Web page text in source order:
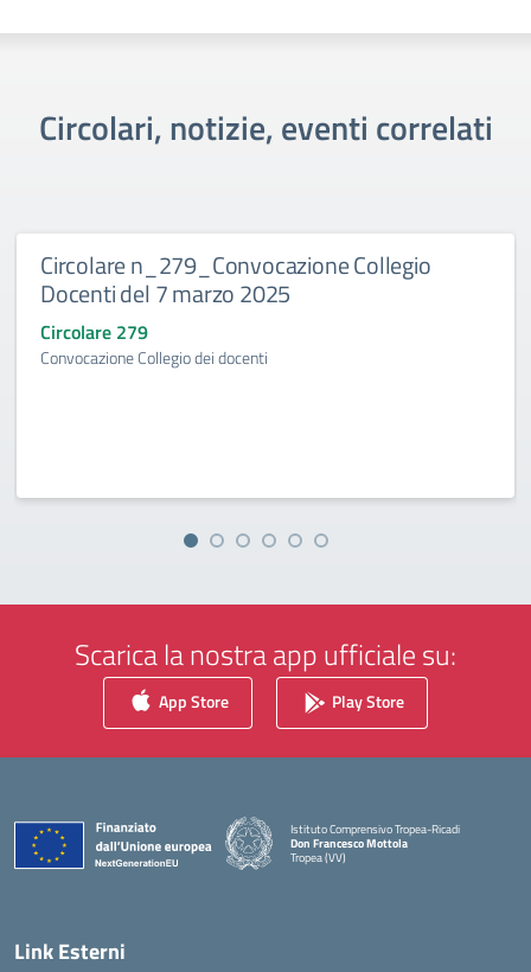
Circolari, notizie, eventi correlati
Circolare n_279_Convocazione Collegio
Docenti del 7 marzo 2025
Circolare 279
Convocazione Collegio dei docenti
Scarica la nostra app ufficiale su:
App Store Play Store
Istituto Comprensivo Tropea-Ricadi
Don Francesco Mottola
Tropea (VV)
— Visita la pagina iniziale della scuola
Link Esterni